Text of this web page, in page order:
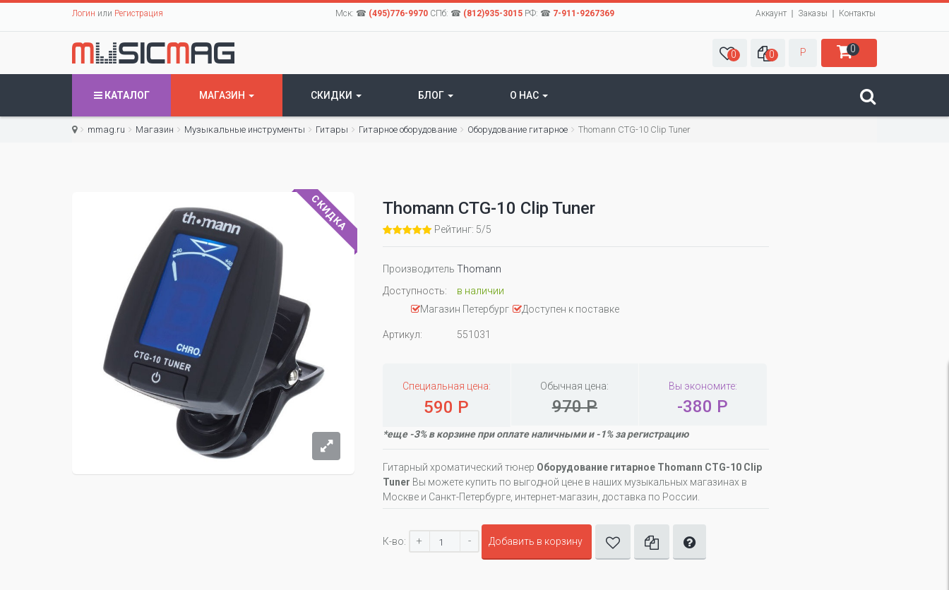
Логин или Регистрация Мск: ☎ (495)776-9970СПб: ☎ (812)935-3015РФ: ☎ 7-911-9267369 Аккаунт Заказы Контакты
0 0 Р 0
КАТАЛОГ МАГАЗИН СКИДКИ БЛОГ О НАС
mmag.ru Магазин Музыкальные инструменты Гитары Гитарное оборудование Оборудование гитарное Thomann CTG-10 Clip Tuner
СКИДКА Thomann CTG-10 Clip Tuner
Рейтинг: 5/5
Производитель Thomann
Доступность:
в наличии
Магазин Петербург
Доступен к поставке
Артикул: 551031
Специальная цена:
590 Р
Обычная цена:
970 Р
Вы экономите:
-380 Р
*еще -3% в корзине при оплате наличными и -1% за регистрацию
Гитарный хроматический тюнер Оборудование гитарное Thomann CTG-10 Clip
Tuner Вы можете купить по выгодной цене в наших музыкальных магазинах в
Москве и Санкт-Петербурге, интернет-магазин, доставка по России.
К-во: + - Добавить в корзину